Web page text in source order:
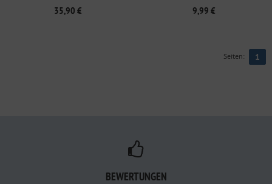
35,90 € 9,99 €
Seiten: 1
BEWERTUNGEN